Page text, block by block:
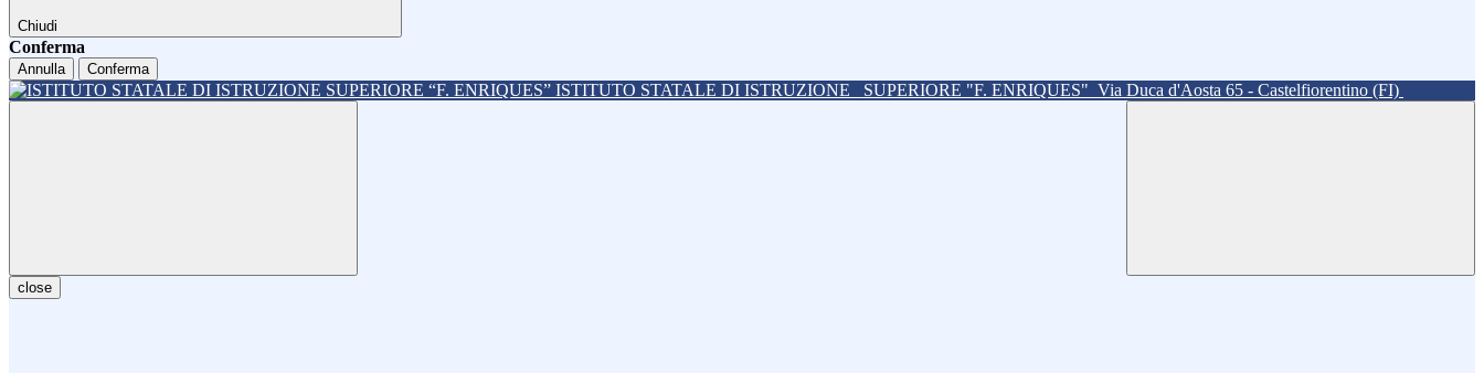
Chiudi
Conferma
Annulla Conferma
ISTITUTO STATALE DI ISTRUZIONE SUPERIORE "F. ENRIQUES" Via Duca d'Aosta 65 - Castelfiorentino (FI)
close